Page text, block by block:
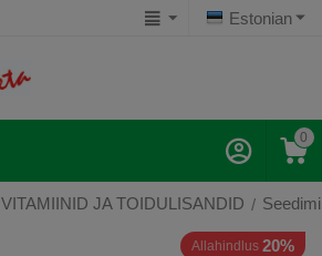
Estonian
0
VITAMIINID JA TOIDULISANDID /
Allahindlus 20%